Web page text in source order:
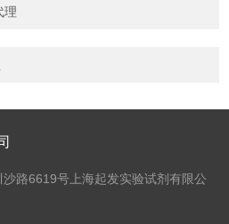
理
路6619号上海起发实验试剂有限公